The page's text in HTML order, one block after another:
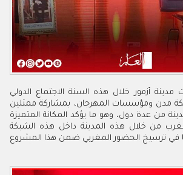
مدن ومؤسسات المهرجان، بمشاركة ممثلين
من عدة دول، وهو ما يؤكد المكانة المتميزة
من خلال هذه المدينة داخل هذه الشبكة
في ترسيخ الحضور المغربي ضمن هذا المشروع